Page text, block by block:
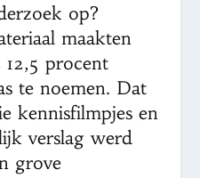
op?
maakten
procent
te noemen. Dat
kennisfilmpjes en
verslag werd
grove